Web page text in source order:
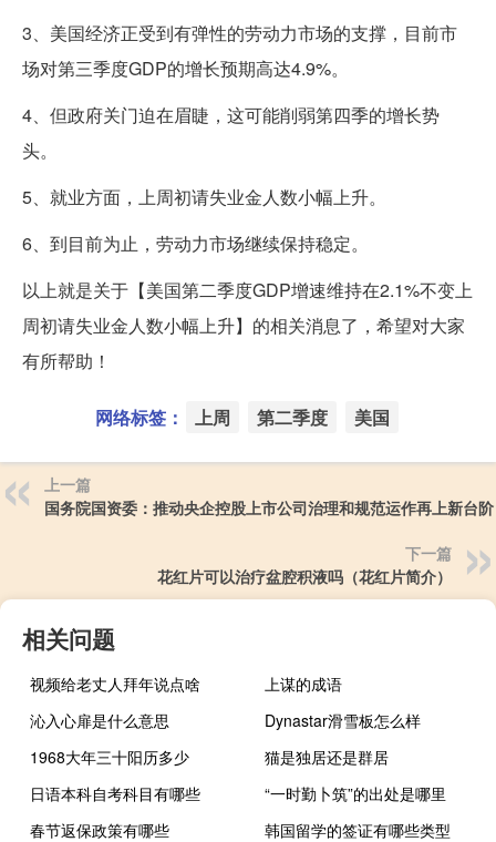
3、美国经济正受到有弹性的劳动力市场的支撑，目前市
场对第三季度GDP的增长预期高达4.9%。
4、但政府关门迫在眉睫，这可能削弱第四季的增长势
头。
5、就业方面，上周初请失业金人数小幅上升。
6、到目前为止，劳动力市场继续保持稳定。
以上就是关于【美国第二季度GDP增速维持在2.1%不变上
周初请失业金人数小幅上升】的相关消息了，希望对大家
有所帮助！
网络标签： 上周 第二季度 美国
上一篇
国务院国资委：推动央企控股上市公司治理和规范运作再上新台阶
下一篇
花红片可以治疗盆腔积液吗（花红片简介）
相关问题
视频给老丈人拜年说点啥
上谋的成语
沁入心扉是什么意思
Dynastar滑雪板怎么样
1968大年三十阳历多少
猫是独居还是群居
日语本科自考科目有哪些
“一时勤卜筑”的出处是哪里
春节返保政策有哪些
韩国留学的签证有哪些类型